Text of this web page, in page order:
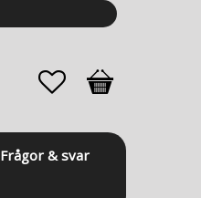
Frågor & svar
Favoriter
Kundvagn